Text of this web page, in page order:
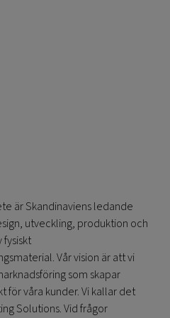
är Skandinaviens ledande
utveckling, produktion och
Vår vision är att vi
som skapar
för våra kunder. Vi kallar det
Solutions. Vid frågor